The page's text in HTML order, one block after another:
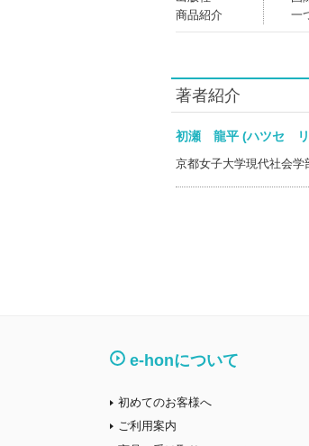
商品紹介
一
著者紹介
初瀬 龍平 (ハツセ
京都女子大学現代社会学
e-honについて
初めてのお客様へ
ご利用案内